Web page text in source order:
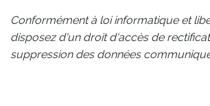
Conformément à loi informatique et
disposez d'un droit d'accès de
suppression des données